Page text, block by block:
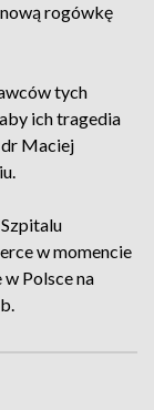
rogówkę
tych
ich tragedia
dr Maciej
w momencie
w Polsce na